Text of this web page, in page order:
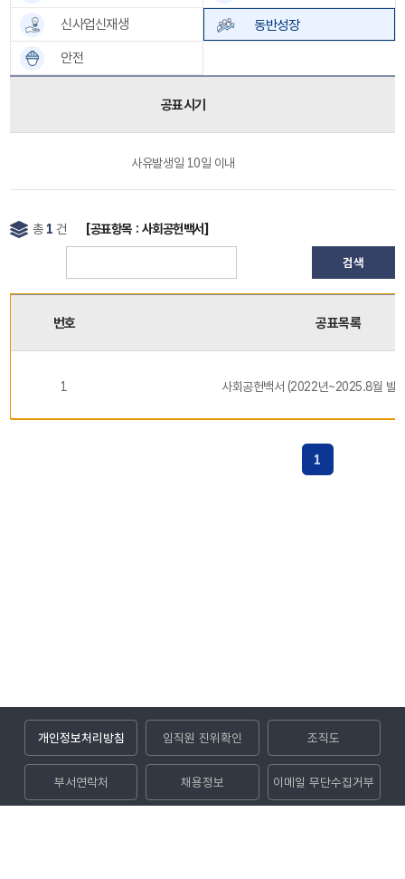
신사업신재생
동반성장
안전
공표시기
사유발생일 10일 이내
총 1 건 [공표항목 : 사회공헌백서]
검색
번호 공표목록
1 사회공헌백서 (2022년~2025.8월 발
1
개인정보처리방침 임직원 진위확인 조직도
부서연락처 채용정보 이메일 무단수집거부